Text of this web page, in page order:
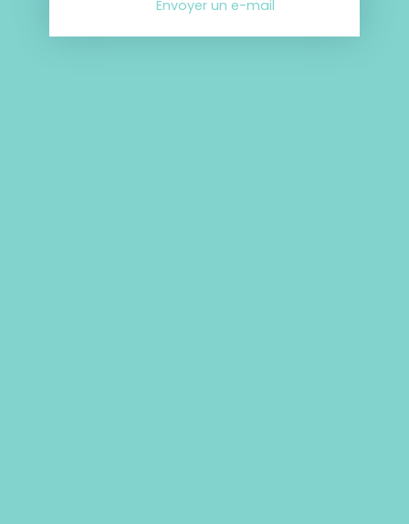
Envoyer un e-mail